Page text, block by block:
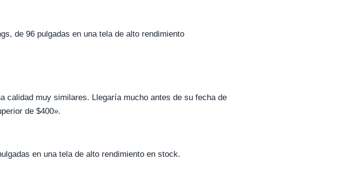
de 96 pulgadas en una tela de alto rendimiento
calidad muy similares. Llegaría mucho antes de su fecha de
de $400».
en una tela de alto rendimiento en stock.